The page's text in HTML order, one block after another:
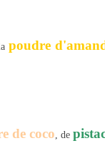
poudre
de coco, de